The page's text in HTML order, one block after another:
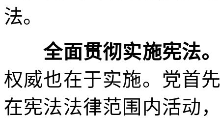
法。
全面贯彻实施宪法
权威也在于实施。党首
在宪法法律范围内活动